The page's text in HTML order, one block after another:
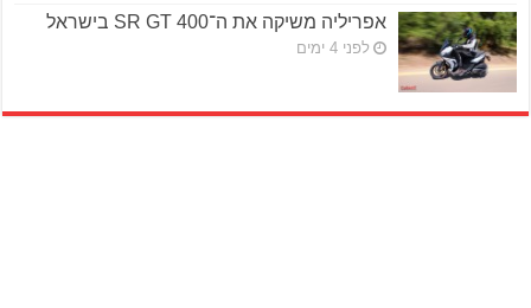
אפריליה משיקה את ה־SR GT 400 בישראל
לפני 4 ימים